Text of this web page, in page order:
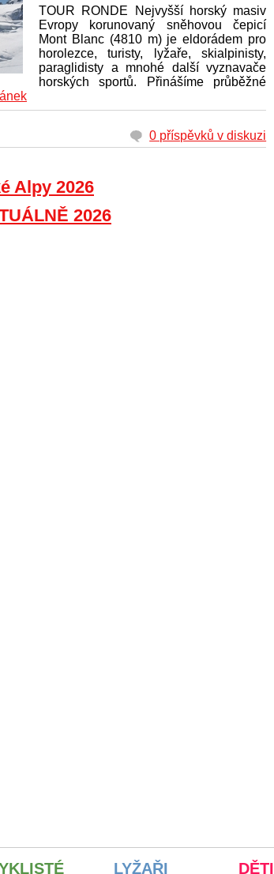
TOUR RONDE Nejvyšší horský masiv
Evropy korunovaný sněhovou čepicí
Mont Blanc (4810 m) je eldorádem pro
horolezce, turisty, lyžaře, skialpinisty,
paraglidisty a mnohé další vyznavače
horských sportů. Přinášíme průběžné
0 příspěvků v diskuzi
Alpy 2026
2026
LYŽAŘI DĚTI